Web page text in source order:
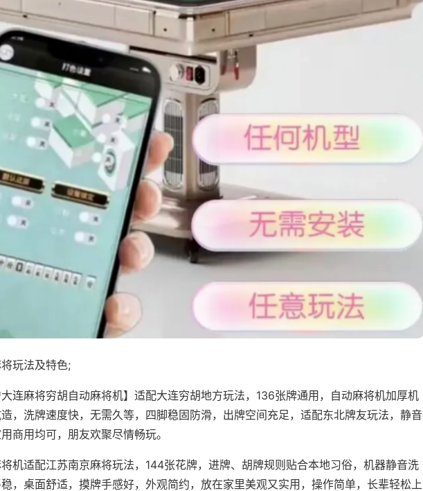
玩法及特色;
大连麻将穷胡自动麻将机】适配大连穷胡地方玩法，136张牌通用，自动麻将机加厚机
，洗牌速度快，无需久等，四脚稳固防滑，出牌空间充足，适配东北牌友玩法，静音
商用均可，朋友欢聚尽情畅玩。
机适配江苏南京麻将玩法，144张花牌，进牌、胡牌规则贴合本地习俗，机器静音洗
，桌面舒适，摸牌手感好，外观简约，放在家里美观又实用，操作简单，长辈轻松上